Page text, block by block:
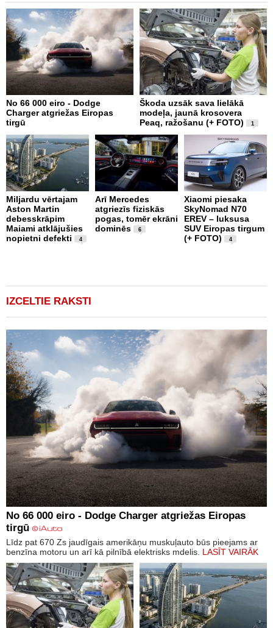
No 66 000 eiro - Dodge
Charger atgriežas Eiropas
tirgū
Škoda uzsāk sava lielākā
modeļa, jaunā krosovera
Peaq, ražošanu (+ FOTO)
1
Miljardu vērtajam
Aston Martin
debesskrāpim
Maiami atklājušies
nopietni defekti
4
Arī Mercedes
atgriezīs fiziskās
pogas, tomēr ekrāni
dominēs
6
Xiaomi piesaka
SkyNomad N70
EREV – luksusa
SUV Eiropas tirgum
(+ FOTO)
4
IZCELTIE RAKSTI
No 66 000 eiro - Dodge Charger atgriežas Eiropas
tirgū
Līdz pat 670 Zs jaudīgais amerikāņu muskuļauto būs pieejams ar
benzīna motoru un arī kā pilnībā elektrisks mdelis. LASĪT VAIRĀK